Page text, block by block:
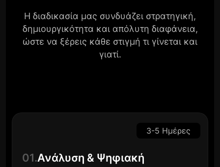
Η διαδικασία μας συνδυάζει στρατηγική,
δημιουργικότητα και απόλυτη διαφάνεια,
ώστε να ξέρεις κάθε στιγμή τι γίνεται και
γιατί.
3-5 Ημέρες
01.Ανάλυση & Ψηφιακή